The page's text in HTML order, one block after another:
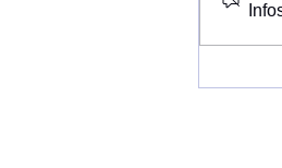
Das